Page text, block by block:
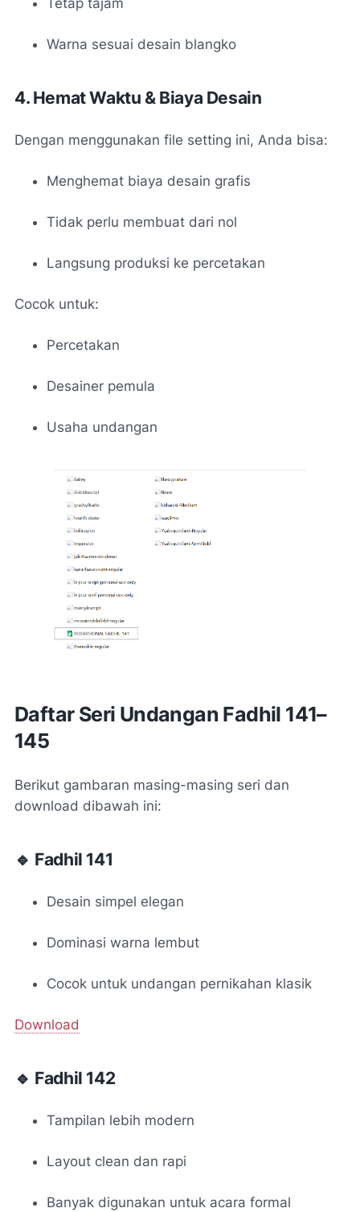
Warna sesuai desain blangko
4. Hemat Waktu & Biaya Desain
Dengan menggunakan file setting ini, Anda bisa:
Menghemat biaya desain grafis
Tidak perlu membuat dari nol
Langsung produksi ke percetakan
Cocok untuk:
Percetakan
Desainer pemula
Usaha undangan
Daftar Seri Undangan Fadhil 141–
145
Berikut gambaran masing-masing seri dan
download dibawah ini:
🔹 Fadhil 141
Desain simpel elegan
Dominasi warna lembut
Cocok untuk undangan pernikahan klasik
Download
🔹 Fadhil 142
Tampilan lebih modern
Layout clean dan rapi
Banyak digunakan untuk acara formal